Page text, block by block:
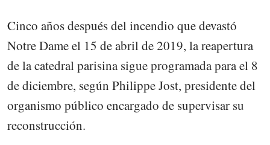
Cinco años después del incendio que devastó
Notre Dame el 15 de abril de 2019, la reapertura
de la catedral parisina sigue programada para el 8
de diciembre, según Philippe Jost, presidente del
organismo público encargado de supervisar su
reconstrucción.